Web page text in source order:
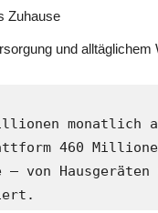
Zuhause
und alltäglichem
monatlich
460
– von